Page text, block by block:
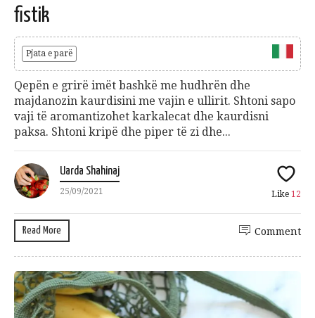
fistik
Pjata e parë
Qepën e grirë imët bashkë me hudhrën dhe
majdanozin kaurdisini me vajin e ullirit. Shtoni sapo
vaji të aromantizohet karkalecat dhe kaurdisni
paksa. Shtoni kripë dhe piper të zi dhe...
Uarda Shahinaj
25/09/2021 Like 12
Read More Comment